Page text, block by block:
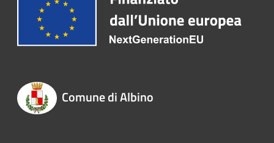
Comune di Albino